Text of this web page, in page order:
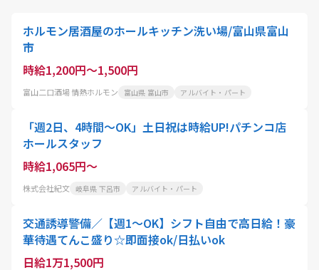
ホルモン居酒屋のホールキッチン洗い場/富山県富山
市
時給1,200円～1,500円
富山二口酒場 情熱ホルモン 富山県 富山市 アルバイト・パート
「週2日、4時間～OK」土日祝は時給UP!パチンコ店
ホールスタッフ
時給1,065円～
株式会社紀文 岐阜県 下呂市 アルバイト・パート
交通誘導警備／【週1～OK】シフト自由で高日給！豪
華待遇てんこ盛り☆即面接ok/日払いok
日給1万1,500円